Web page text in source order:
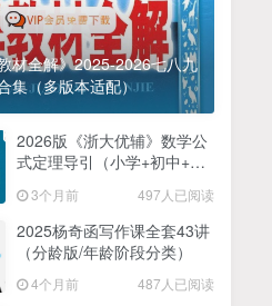
材全解》2025-2026七八九
集（多版本适配）
2026版《浙大优辅》数学公
式定理导引（小学+初中+高
3个月前 497人已阅读
2025杨奇函写作课全套43讲
（分龄版/年龄阶段分类）
4个月前 487人已阅读